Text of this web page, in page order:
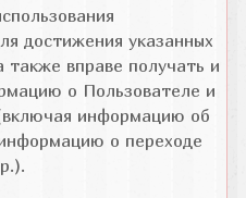
достижения указанных
также вправе получать и
о Пользователе и
информацию об
о переходе